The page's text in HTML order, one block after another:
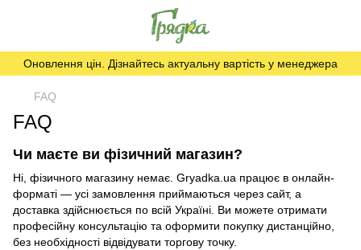
Оновлення цін. Дізнайтесь актуальну вартість у менеджера
FAQ
FAQ
Чи маєте ви фізичний магазин?
Ні, фізичного магазину немає. Gryadka.ua працює в онлайн-
форматі — усі замовлення приймаються через сайт, а
доставка здійснюється по всій Україні. Ви можете отримати
професійну консультацію та оформити покупку дистанційно,
без необхідності відвідувати торгову точку.